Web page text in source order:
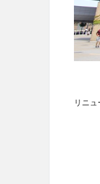
リニ